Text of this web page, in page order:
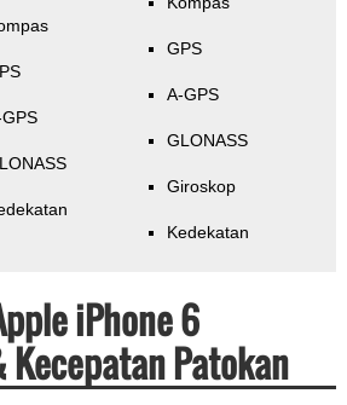
GPS
A-GPS
GLONASS
Giroskop
Kedekatan
iPhone 6
Patokan